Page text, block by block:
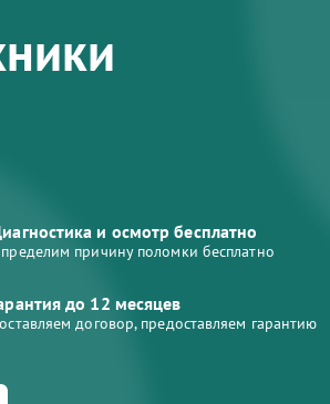
и осмотр бесплатно
причину поломки бесплатно
до 12 месяцев
договор, предоставляем гарантию